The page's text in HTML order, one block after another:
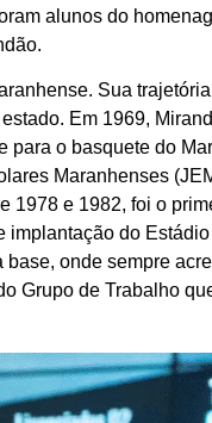
alunos do
Sua
Em 1969,
para o basquete do
Maranhenses
1978 e 1982, foi o
implantação do
onde sempre
Grupo de Trabalho